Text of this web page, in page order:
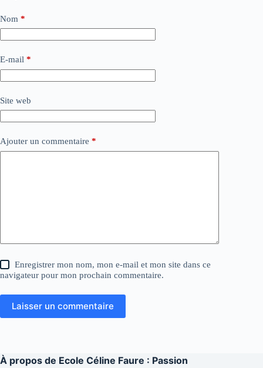
Nom *
E-mail *
Site web
Ajouter un commentaire *
Enregistrer mon nom, mon e-mail et mon site dans ce
navigateur pour mon prochain commentaire.
Laisser un commentaire
À propos de Ecole Céline Faure : Passion